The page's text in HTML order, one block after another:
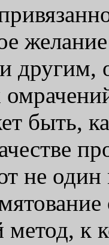
другим,
быть,
не один
метод, к